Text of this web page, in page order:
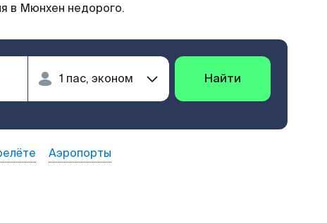
в Мюнхен недорого.
Найти
Аэропорты